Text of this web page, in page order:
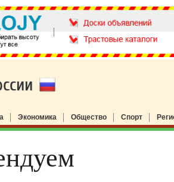
Экономика Общество Спорт